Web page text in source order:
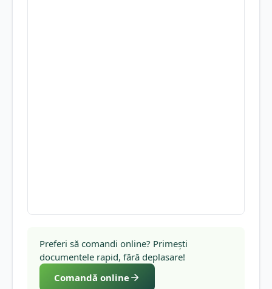
Preferi să comandi online? Primești
documentele rapid, fără deplasare!
Comandă online